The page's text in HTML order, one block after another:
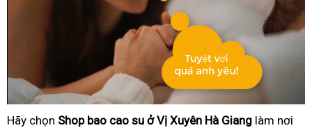
Hãy chọn Shop bao cao su ở Vị Xuyên Hà Giang làm nơi